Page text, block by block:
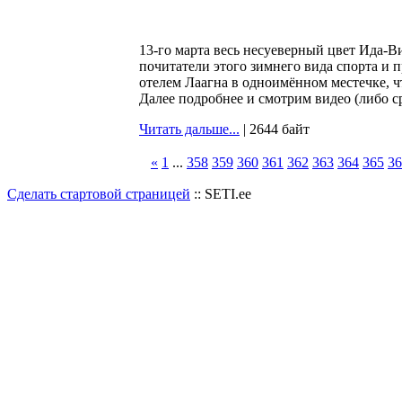
13-го марта весь несуеверный цвет Ида-
почитатели этого зимнего вида спорта
отелем Лаагна в одноимённом местечке,
Далее подробнее и смотрим видео (либо
Читать дальше... | 2644 байт
« 1 ... 358 359 360 361 362 363 364 365
Сделать стартовой страницей :: SETI.ee